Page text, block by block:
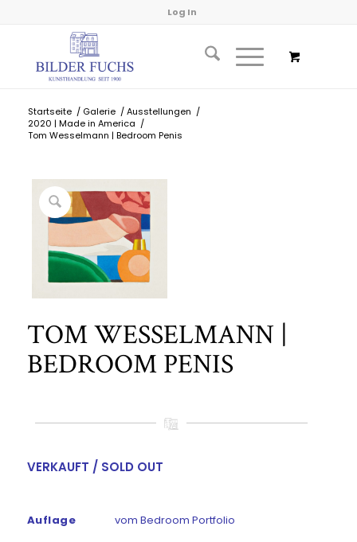
Log In
Startseite / Galerie / Ausstellungen /
2020 | Made in America /
Tom Wesselmann | Bedroom Penis
TOM WESSELMANN |
BEDROOM PENIS
VERKAUFT / SOLD OUT
Auflage vom Bedroom Portfolio